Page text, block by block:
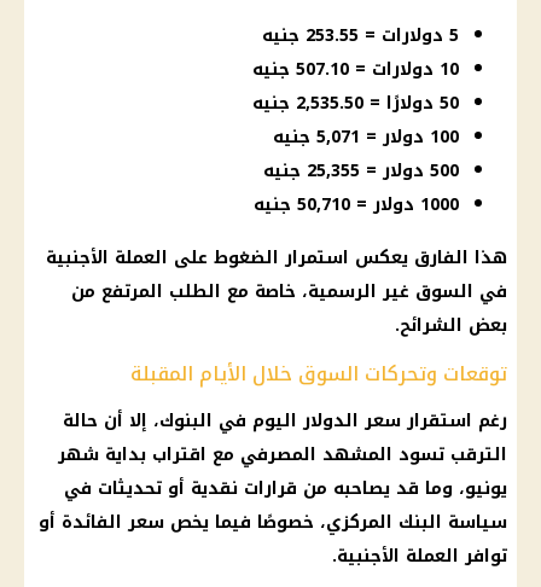
5 دولارات = 253.55 جنيه
10 دولارات = 507.10 جنيه
50 دولارًا = 2,535.50 جنيه
100 دولار = 5,071 جنيه
500 دولار = 25,355 جنيه
1000 دولار = 50,710 جنيه
هذا الفارق يعكس استمرار الضغوط على العملة الأجنبية
في السوق غير الرسمية، خاصة مع الطلب المرتفع من
بعض الشرائح.
توقعات وتحركات السوق خلال الأيام المقبلة
رغم استقرار سعر الدولار اليوم في البنوك، إلا أن حالة
الترقب تسود المشهد المصرفي مع اقتراب بداية شهر
يونيو، وما قد يصاحبه من قرارات نقدية أو تحديثات في
سياسة البنك المركزي، خصوصًا فيما يخص سعر الفائدة أو
توافر العملة الأجنبية.